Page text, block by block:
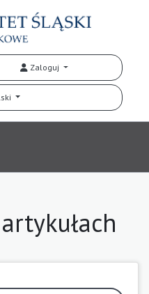
Zaloguj